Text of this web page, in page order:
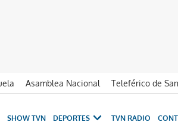
Asamblea Nacional Teleférico de
SHOW TVN DEPORTES TVN RADIO